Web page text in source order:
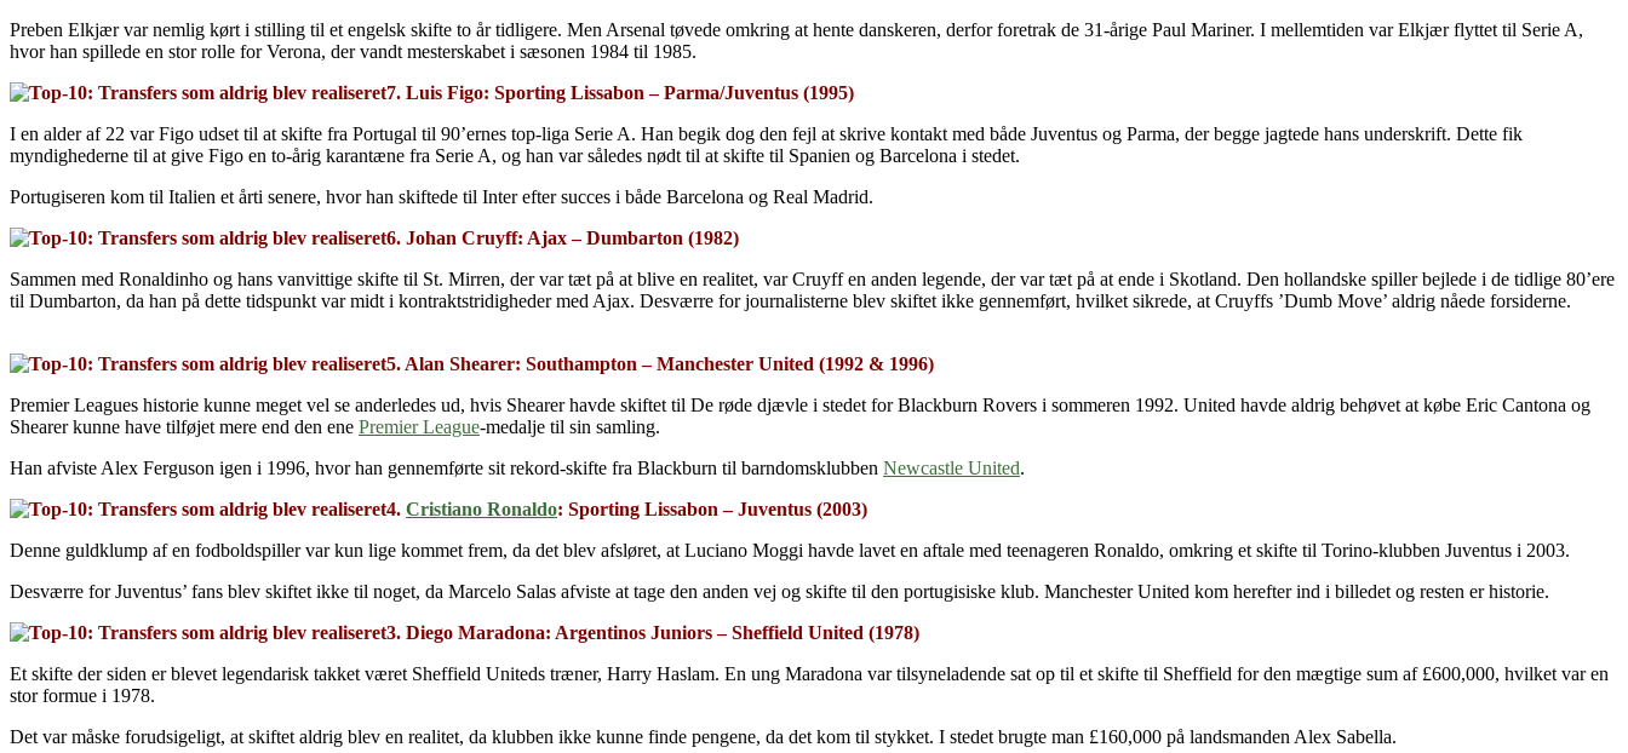
Preben Elkjær var nemlig kørt i stilling til et engelsk skifte to år tidligere. Men Arsenal tøvede omkring at hente danskeren, derfor foretrak de 31-årige Paul Mariner. I mellemtiden var Elkjær flyttet til Serie A,
hvor han spillede en stor rolle for Verona, der vandt mesterskabet i sæsonen 1984 til 1985.
7. Luis Figo: Sporting Lissabon – Parma/Juventus (1995)
I en alder af 22 var Figo udset til at skifte fra Portugal til 90’ernes top-liga Serie A. Han begik dog den fejl at skrive kontakt med både Juventus og Parma, der begge jagtede hans underskrift. Dette fik
myndighederne til at give Figo en to-årig karantæne fra Serie A, og han var således nødt til at skifte til Spanien og Barcelona i stedet.
Portugiseren kom til Italien et årti senere, hvor han skiftede til Inter efter succes i både Barcelona og Real Madrid.
6. Johan Cruyff: Ajax – Dumbarton (1982)
Sammen med Ronaldinho og hans vanvittige skifte til St. Mirren, der var tæt på at blive en realitet, var Cruyff en anden legende, der var tæt på at ende i Skotland. Den hollandske spiller bejlede i de tidlige 80’ere
til Dumbarton, da han på dette tidspunkt var midt i kontraktstridigheder med Ajax. Desværre for journalisterne blev skiftet ikke gennemført, hvilket sikrede, at Cruyffs ’Dumb Move’ aldrig nåede forsiderne.
5. Alan Shearer: Southampton – Manchester United (1992 & 1996)
Premier Leagues historie kunne meget vel se anderledes ud, hvis Shearer havde skiftet til De røde djævle i stedet for Blackburn Rovers i sommeren 1992. United havde aldrig behøvet at købe Eric Cantona og
Shearer kunne have tilføjet mere end den ene Premier League-medalje til sin samling.
Han afviste Alex Ferguson igen i 1996, hvor han gennemførte sit rekord-skifte fra Blackburn til barndomsklubben Newcastle United.
4. Cristiano Ronaldo: Sporting Lissabon – Juventus (2003)
Denne guldklump af en fodboldspiller var kun lige kommet frem, da det blev afsløret, at Luciano Moggi havde lavet en aftale med teenageren Ronaldo, omkring et skifte til Torino-klubben Juventus i 2003.
Desværre for Juventus’ fans blev skiftet ikke til noget, da Marcelo Salas afviste at tage den anden vej og skifte til den portugisiske klub. Manchester United kom herefter ind i billedet og resten er historie.
3. Diego Maradona: Argentinos Juniors – Sheffield United (1978)
Et skifte der siden er blevet legendarisk takket været Sheffield Uniteds træner, Harry Haslam. En ung Maradona var tilsyneladende sat op til et skifte til Sheffield for den mægtige sum af £600,000, hvilket var en
stor formue i 1978.
Det var måske forudsigeligt, at skiftet aldrig blev en realitet, da klubben ikke kunne finde pengene, da det kom til stykket. I stedet brugte man £160,000 på landsmanden Alex Sabella.